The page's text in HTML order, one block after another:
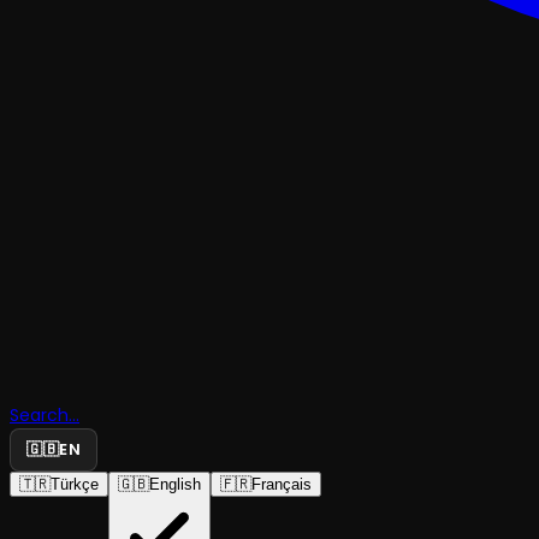
Search...
🇬🇧EN
🇹🇷Türkçe 🇬🇧English 🇫🇷Français
Geceler